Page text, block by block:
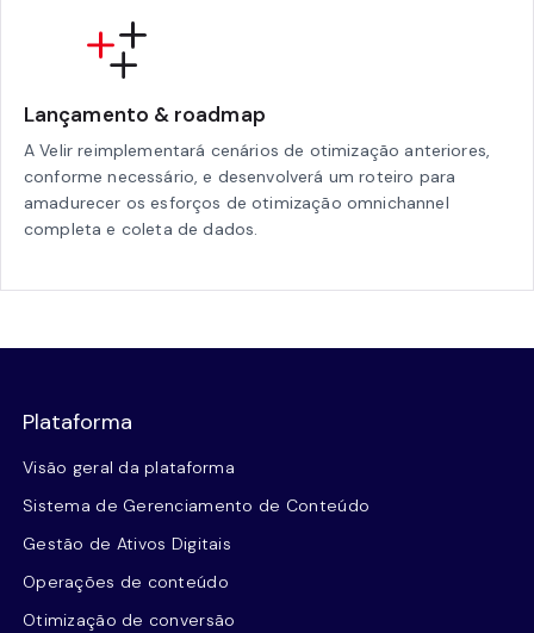
Lançamento & roadmap
A Velir reimplementará cenários de otimização anteriores,
conforme necessário, e desenvolverá um roteiro para
amadurecer os esforços de otimização omnichannel
completa e coleta de dados.
Plataforma
Visão geral da plataforma
Sistema de Gerenciamento de Conteúdo
Gestão de Ativos Digitais
Operações de conteúdo
Otimização de conversão